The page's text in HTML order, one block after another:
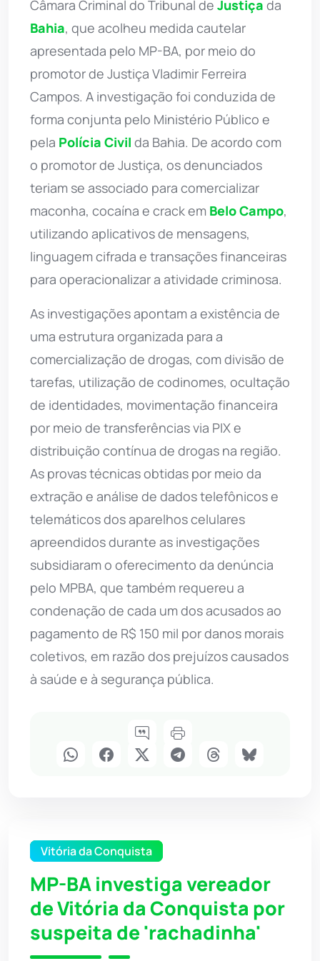
Câmara Criminal do Tribunal de Justiça da
Bahia, que acolheu medida cautelar
apresentada pelo MP-BA, por meio do
promotor de Justiça Vladimir Ferreira
Campos. A investigação foi conduzida de
forma conjunta pelo Ministério Público e
pela Polícia Civil da Bahia. De acordo com
o promotor de Justiça, os denunciados
teriam se associado para comercializar
maconha, cocaína e crack em Belo Campo,
utilizando aplicativos de mensagens,
linguagem cifrada e transações financeiras
para operacionalizar a atividade criminosa.
As investigações apontam a existência de
uma estrutura organizada para a
comercialização de drogas, com divisão de
tarefas, utilização de codinomes, ocultação
de identidades, movimentação financeira
por meio de transferências via PIX e
distribuição contínua de drogas na região.
As provas técnicas obtidas por meio da
extração e análise de dados telefônicos e
telemáticos dos aparelhos celulares
apreendidos durante as investigações
subsidiaram o oferecimento da denúncia
pelo MPBA, que também requereu a
condenação de cada um dos acusados ao
pagamento de R$ 150 mil por danos morais
coletivos, em razão dos prejuízos causados
à saúde e à segurança pública.
Vitória da Conquista
MP-BA investiga vereador
de Vitória da Conquista por
suspeita de 'rachadinha'